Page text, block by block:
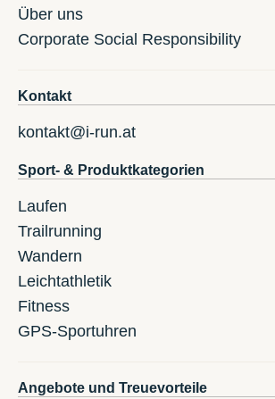
Über uns
Corporate Social Responsibility
Kontakt
kontakt@i-run.at
Sport- & Produktkategorien
Laufen
Trailrunning
Wandern
Leichtathletik
Fitness
GPS-Sportuhren
Angebote und Treuevorteile